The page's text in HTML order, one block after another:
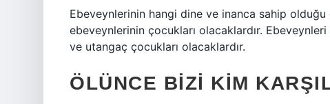
Ebeveynlerinin hangi dine ve inanca sahip
ebeveynlerinin çocukları olacaklardır.
ve utangaç çocukları olacaklardır.
ÖLÜNCE BIZI KIM